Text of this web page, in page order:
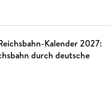
Kalender 2027:
durch deutsche